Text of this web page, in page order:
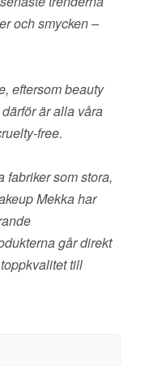
och smycken –
eftersom beauty
är alla våra
free.
fabriker som stora,
Mekka har
går direkt
till